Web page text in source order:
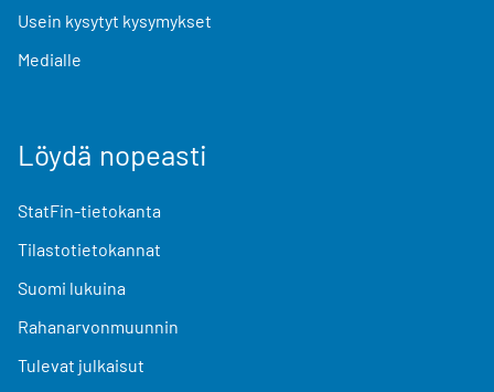
Usein kysytyt kysymykset
Medialle
Löydä nopeasti
StatFin-tietokanta
Tilastotietokannat
Suomi lukuina
Rahanarvonmuunnin
Tulevat julkaisut